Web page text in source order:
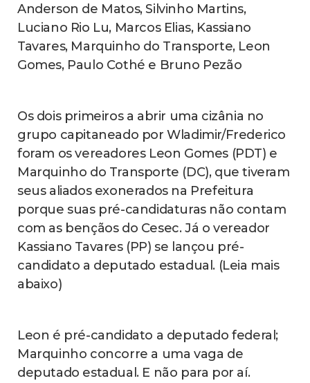
Anderson de Matos, Silvinho Martins,
Luciano Rio Lu, Marcos Elias, Kassiano
Tavares, Marquinho do Transporte, Leon
Gomes, Paulo Cothé e Bruno Pezão
Os dois primeiros a abrir uma cizânia no
grupo capitaneado por Wladimir/Frederico
foram os vereadores Leon Gomes (PDT) e
Marquinho do Transporte (DC), que tiveram
seus aliados exonerados na Prefeitura
porque suas pré-candidaturas não contam
com as bençãos do Cesec. Já o vereador
Kassiano Tavares (PP) se lançou pré-
candidato a deputado estadual. (Leia mais
abaixo)
Leon é pré-candidato a deputado federal;
Marquinho concorre a uma vaga de
deputado estadual. E não para por aí.